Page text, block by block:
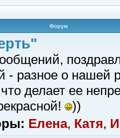
Форум
- разное о нашей
делает ее
))
Елена, Катя,